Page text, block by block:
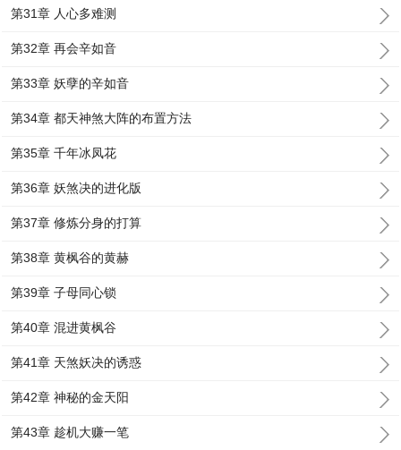
第31章 人心多难测
第32章 再会辛如音
第33章 妖孽的辛如音
第34章 都天神煞大阵的布置方法
第35章 千年冰凤花
第36章 妖煞决的进化版
第37章 修炼分身的打算
第38章 黄枫谷的黄赫
第39章 子母同心锁
第40章 混进黄枫谷
第41章 天煞妖决的诱惑
第42章 神秘的金天阳
第43章 趁机大赚一笔